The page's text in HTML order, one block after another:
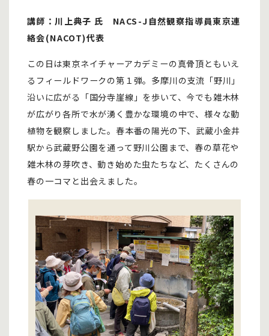
講師：川上典子 氏 NACS-J自然観察指導員東京連
絡会(NACOT)代表
この日は東京ネイチャーアカデミーの真骨頂ともいえ
るフィールドワークの第１弾。多摩川の支流「野川」
沿いに広がる「国分寺崖線」を歩いて、今でも雑木林
が広がり各所で水が湧く豊かな環境の中で、様々な動
植物を観察しました。春本番の陽光の下、武蔵小金井
駅から武蔵野公園を通って野川公園まで、春の草花や
雑木林の芽吹き、動き始めた虫たちなど、たくさんの
春の一コマと出会えました。